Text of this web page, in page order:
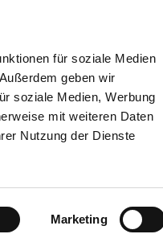
für soziale Medien
geben wir
soziale Medien, Werbung
mit weiteren Daten
Nutzung der Dienste
Marketing
Gottesdienste